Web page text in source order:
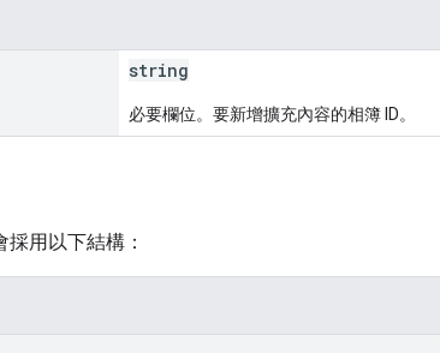
string
必要欄位。要新增擴充內容的相簿 ID。
採用以下結構：